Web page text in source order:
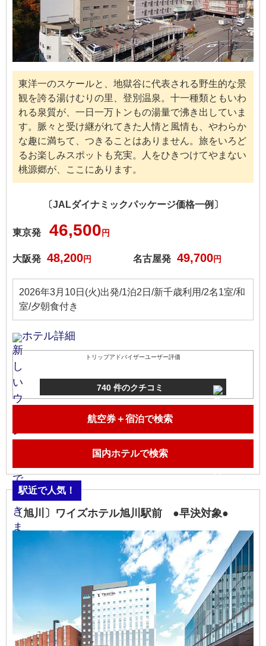
東洋一のスケールと、地獄谷に代表される野生的な景
観を誇る湯けむりの里、登別温泉。十一種類ともいわ
れる泉質が、一日一万トンもの湯量で沸き出していま
す。脈々と受け継がれてきた人情と風情も、やわらか
な趣に満ちて、つきることはありません。旅をいろど
るお楽しみスポットも充実。人をひきつけてやまない
桃源郷が、ここにあります。
〔JALダイナミックパッケージ価格一例〕
東京発 46,500円
大阪発 48,200円 名古屋発 49,700円
2026年3月10日(火)出発/1泊2日/新千歳利用/2名1室/和
室/夕朝食付き
ホテル詳細
トリップアドバイザーユーザー評価
740 件のクチコミ
航空券＋宿泊で検索
国内ホテルで検索
駅近で人気！
〔旭川〕ワイズホテル旭川駅前 ●早決対象●